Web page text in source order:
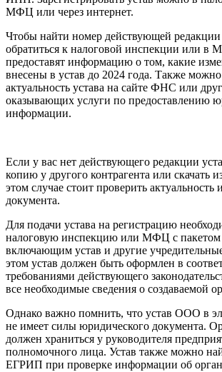
МФЦ или через интернет.
Чтобы найти номер действующей
обратиться к налоговой инспекции или в
предоставят информацию о том, какие
внесены в устав до 2024 года. Также
актуальность устава на сайте ФНС или
оказывающих услуги по предоставлению
информации.
Если у вас нет действующего редакции
копию у другого контрагента или скачать
этом случае стоит проверить актуальность
документа.
Для подачи устава на регистрацию
налоговую инспекцию или МФЦ с пакетом
включающим устав и другие
этом устав должен быть оформлен в
требованиями действующего
все необходимые сведения о создаваемой
Однако важно помнить, что устав ООО в
не имеет силы юридического документа.
должен храниться у руководителя
полномочного лица. Устав также можно
ЕГРИП при проверке информации об